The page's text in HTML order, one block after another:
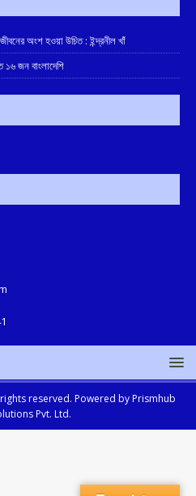
অংশ হওয়া উচিত : ইন্দ্রনীল খাঁ
১৬ জন বাংলাদেশি
reserved. Powered by Prismhub
Pvt. Ltd.